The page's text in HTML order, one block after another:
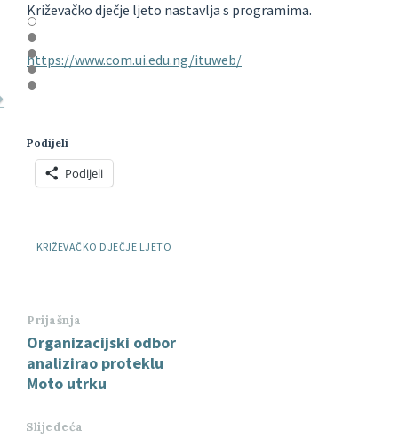
Križevačko dječje ljeto nastavlja s programima.
https://www.com.ui.edu.ng/ituweb/
Podijeli
Podijeli
Oznake:
KRIŽEVAČKO DJEČJE LJETO
Prijašnja
Organizacijski odbor
analizirao proteklu
Moto utrku
Slijedeća